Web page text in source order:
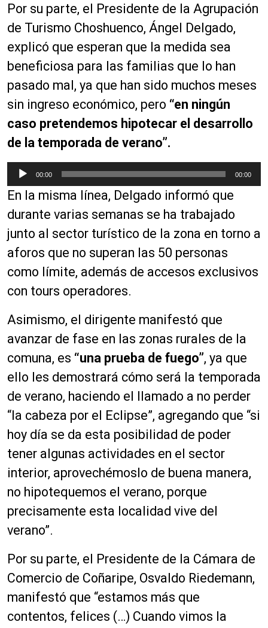
Por su parte, el Presidente de la Agrupación
de Turismo Choshuenco, Ángel Delgado,
explicó que esperan que la medida sea
beneficiosa para las familias que lo han
pasado mal, ya que han sido muchos meses
sin ingreso económico, pero “en ningún
caso pretendemos hipotecar el desarrollo
de la temporada de verano”.
e
p
r
o
d
u
c
o
d
e
a
d
i
o
00:00 00:00
En la misma línea, Delgado informó que
durante varias semanas se ha trabajado
junto al sector turístico de la zona en torno a
aforos que no superan las 50 personas
como límite, además de accesos exclusivos
con tours operadores.
Asimismo, el dirigente manifestó que
avanzar de fase en las zonas rurales de la
comuna, es “una prueba de fuego”, ya que
ello les demostrará cómo será la temporada
de verano, haciendo el llamado a no perder
“la cabeza por el Eclipse”, agregando que “si
hoy día se da esta posibilidad de poder
tener algunas actividades en el sector
interior, aprovechémoslo de buena manera,
no hipotequemos el verano, porque
precisamente esta localidad vive del
verano”.
Por su parte, el Presidente de la Cámara de
Comercio de Coñaripe, Osvaldo Riedemann,
manifestó que “estamos más que
contentos, felices (…) Cuando vimos la